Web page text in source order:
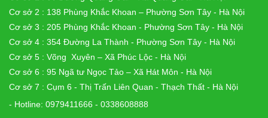
Cơ sở 2 : 138 Phùng Khắc Khoan – Phường Sơn Tây - Hà Nội
Cơ sở 3 : 205 Phùng Khắc Khoan - Phường Sơn Tây - Hà Nội
Cơ sở 4 : 354 Đường La Thành - Phường Sơn Tây - Hà Nội
Cơ sở 5 : Võng Xuyên – Xã Phúc Lộc - Hà Nội
Cơ sở 6 : 95 Ngã tư Ngọc Tảo – Xã Hát Môn - Hà Nội
Cơ sở 7 : Cụm 6 - Thị Trấn Liên Quan - Thạch Thất - Hà Nội
- Hotline: 0979411666 - 0338608888